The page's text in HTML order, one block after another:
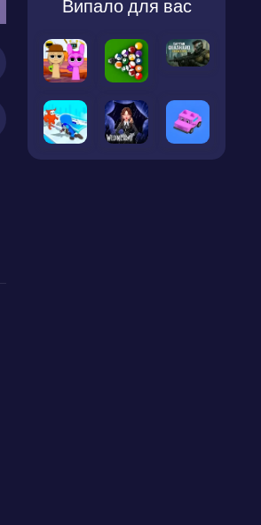
Випало для вас